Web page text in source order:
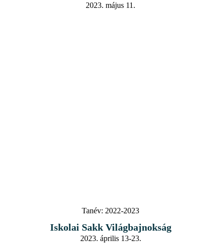
2023. május 11.
Tanév: 2022-2023
Iskolai Sakk Világbajnokság
2023. április 13-23.